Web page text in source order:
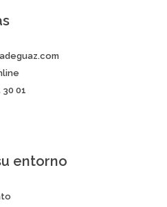
30 01
entorno